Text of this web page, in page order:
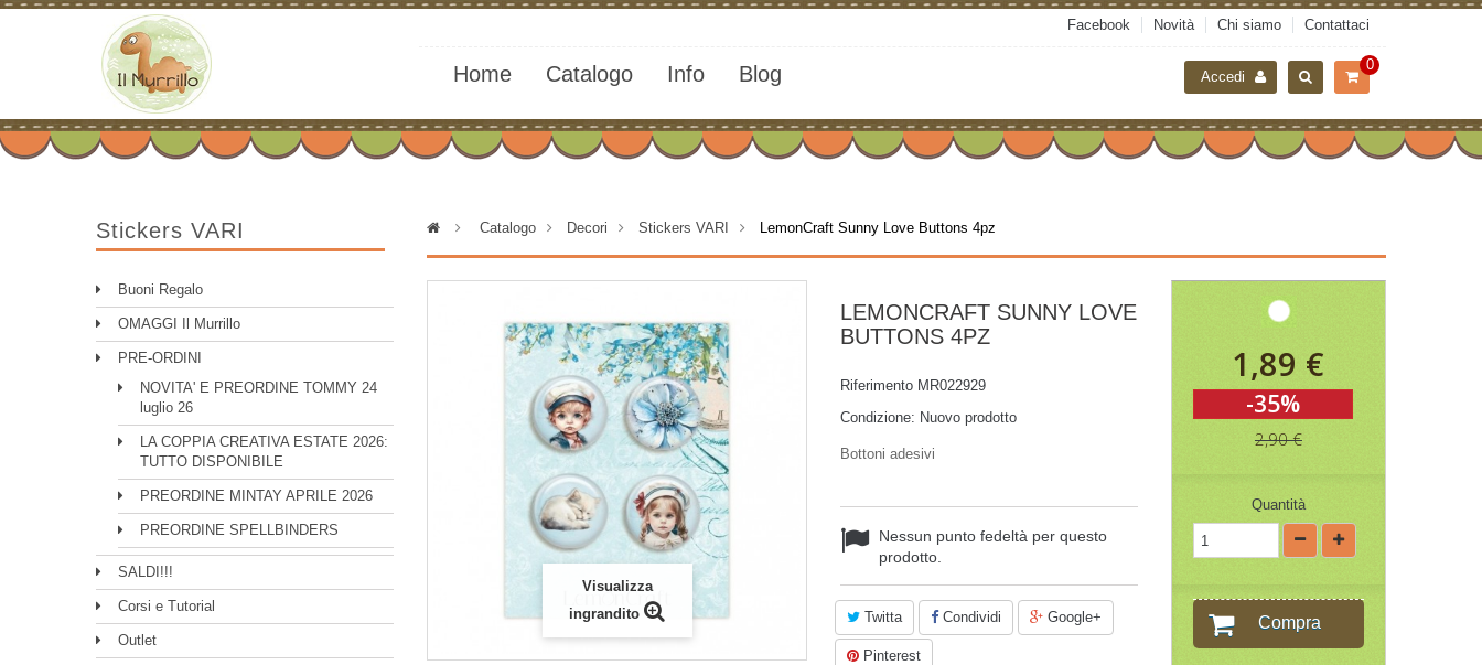
Facebook Novità Chi siamo Contattaci
0
Home Catalogo Info Blog Accedi
Stickers VARI
Buoni Regalo
OMAGGI Il Murrillo
PRE-ORDINI
NOVITA' E PREORDINE TOMMY 24
luglio 26
LA COPPIA CREATIVA ESTATE 2026:
TUTTO DISPONIBILE
PREORDINE MINTAY APRILE 2026
PREORDINE SPELLBINDERS
SALDI!!!
Corsi e Tutorial
Outlet
> Catalogo > Decori > Stickers VARI > LemonCraft Sunny Love Buttons 4pz
Visualizza
ingrandito
LEMONCRAFT SUNNY LOVE
BUTTONS 4PZ
Riferimento MR022929
Condizione: Nuovo prodotto
Bottoni adesivi
Nessun punto fedeltà per questo
prodotto.
Twitta Condividi Google+
Pinterest
1,89 €
-35%
2,90 €
Quantità
Compra